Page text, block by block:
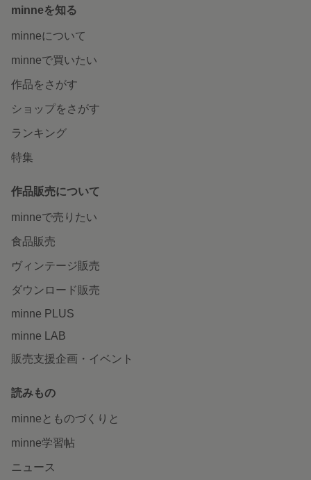
minneを知る
minneについて
minneで買いたい
作品をさがす
ショップをさがす
ランキング
特集
作品販売について
minneで売りたい
食品販売
ヴィンテージ販売
ダウンロード販売
minne PLUS
minne LAB
販売支援企画・イベント
読みもの
minneとものづくりと
minne学習帖
ニュース